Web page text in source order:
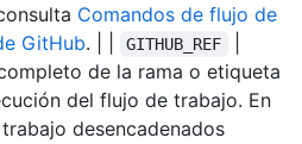
Comandos de flujo de
GitHub. | | GITHUB_REF
de la rama o etiqueta
del flujo de trabajo. En
desencadenados